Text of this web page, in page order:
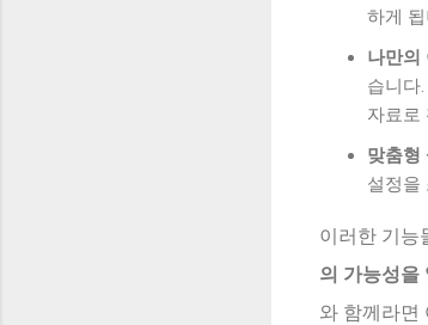
하게 됩
나만의
습니다
자료로
맞춤형
설정을
이러한 기능
의 가능성을
와 함께라면